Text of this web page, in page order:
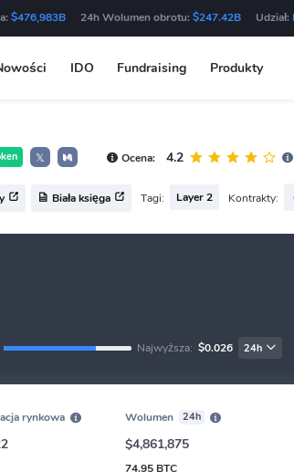
$476,983B 24h Wolumen obrotu: $247.42B Udział:
IDO Fundraising Produkty
𝕏 Ocena: 4.2
Biała księga Tagi: Layer 2 Kontrakty:
Najwyższa: $0.026 24h
rynkowa Wolumen 24h
$4,861,875
74.95 BTC